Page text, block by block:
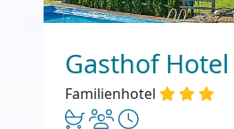
Gasthof
Familienhotel